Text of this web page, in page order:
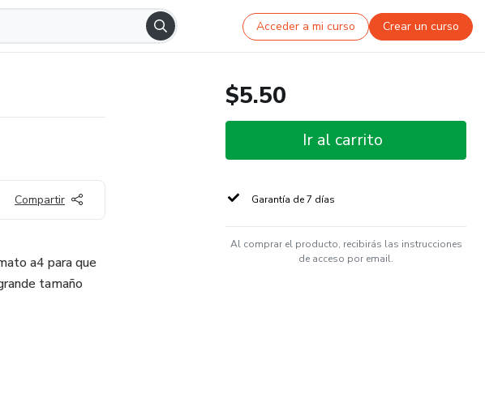
Acceder a mi curso Crear un curso
Compartir
a4 para que
tamaño
$5.50
Ir al carrito
Garantía de 7 días
Al comprar el producto, recibirás las instrucciones
de acceso por email.